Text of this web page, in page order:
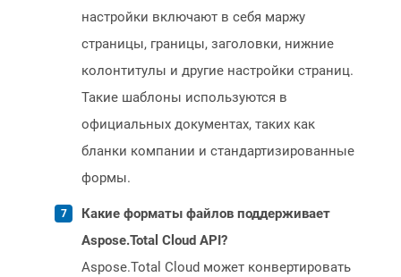
настройки включают в себя маржу
страницы, границы, заголовки, нижние
колонтитулы и другие настройки страниц.
Такие шаблоны используются в
официальных документах, таких как
бланки компании и стандартизированные
формы.
Какие форматы файлов поддерживает
Aspose.Total Cloud API?
Aspose.Total Cloud может конвертировать